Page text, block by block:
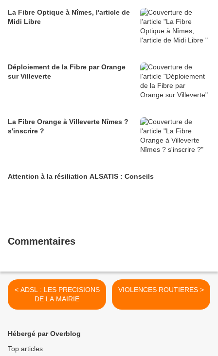
La Fibre Optique à Nîmes, l'article de
Midi Libre
Déploiement de la Fibre par Orange
sur Villeverte
La Fibre Orange à Villeverte Nîmes ?
s'inscrire ?
Attention à la résiliation ALSATIS : Conseils
Commentaires
< ADSL : LES PRECISIONS
DE LA MAIRIE
VIOLENCES ROUTIERES >
Hébergé par Overblog
Top articles